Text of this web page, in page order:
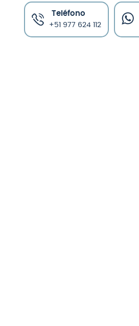
Teléfono
+51 977 624 112